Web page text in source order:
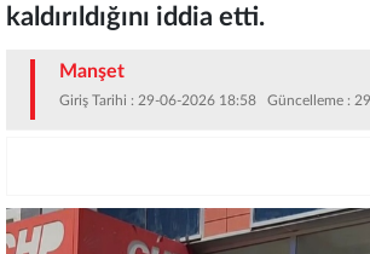
kaldırıldığını iddia etti.
Manşet
Giriş Tarihi : 29-06-2026 18:58 Güncelleme :